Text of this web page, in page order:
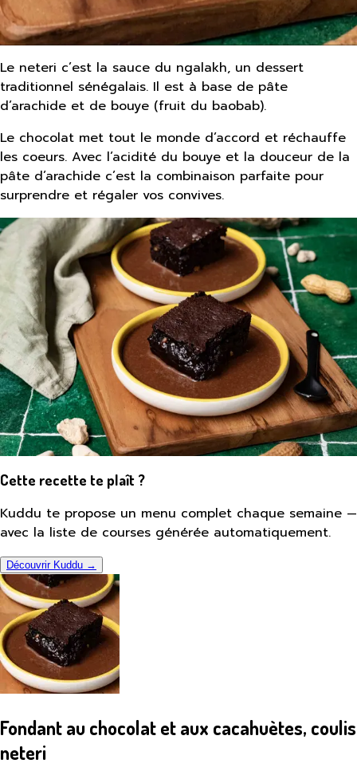
Le neteri c’est la sauce du ngalakh, un dessert
traditionnel sénégalais. Il est à base de pâte
d’arachide et de bouye (fruit du baobab).
Le chocolat met tout le monde d’accord et réchauffe
les coeurs. Avec l’acidité du bouye et la douceur de la
pâte d’arachide c’est la combinaison parfaite pour
surprendre et régaler vos convives.
Cette recette te plaît ?
Kuddu te propose un menu complet chaque semaine —
avec la liste de courses générée automatiquement.
Découvrir Kuddu →
Fondant au chocolat et aux cacahuètes, coulis
neteri